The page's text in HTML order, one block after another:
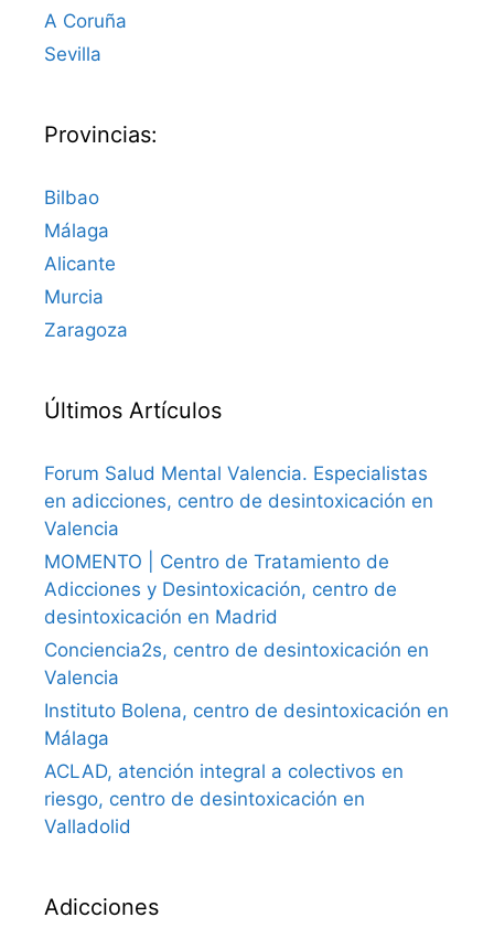
A Coruña
Sevilla
Provincias:
Bilbao
Málaga
Alicante
Murcia
Zaragoza
Últimos Artículos
Forum Salud Mental Valencia. Especialistas
en adicciones, centro de desintoxicación en
Valencia
MOMENTO | Centro de Tratamiento de
Adicciones y Desintoxicación, centro de
desintoxicación en Madrid
Conciencia2s, centro de desintoxicación en
Valencia
Instituto Bolena, centro de desintoxicación en
Málaga
ACLAD, atención integral a colectivos en
riesgo, centro de desintoxicación en
Valladolid
Adicciones